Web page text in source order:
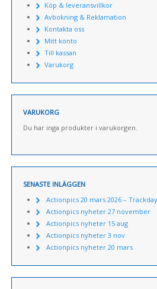
Köp & leveransvillkor
Avbokning & Reklamation
Kontakta oss
Mitt konto
Till kassan
Varukorg
VARUKORG
Du har inga produkter i varukorgen.
SENASTE INLÄGGEN
Actionpics 20 mars 2026 –
Actionpics nyheter 27 november
Actionpics nyheter 15 aug
Actionpics nyheter 3 nov
Actionpics nyheter 20 mars